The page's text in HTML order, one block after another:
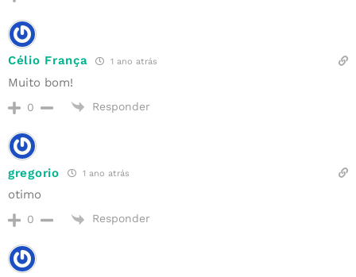
Célio França 1 ano atrás
Muito bom!
0 Responder
gregorio 1 ano atrás
otimo
0 Responder